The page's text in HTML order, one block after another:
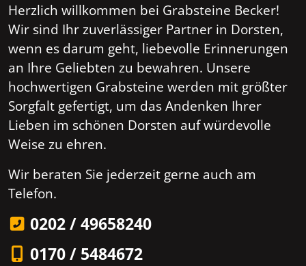
Herzlich willkommen bei Grabsteine Becker!
Wir sind Ihr zuverlässiger Partner in Dorsten,
wenn es darum geht, liebevolle Erinnerungen
an Ihre Geliebten zu bewahren. Unsere
hochwertigen Grabsteine werden mit größter
Sorgfalt gefertigt, um das Andenken Ihrer
Lieben im schönen Dorsten auf würdevolle
Weise zu ehren.
Wir beraten Sie jederzeit gerne auch am
Telefon.
0202 / 49658240
0170 / 5484672